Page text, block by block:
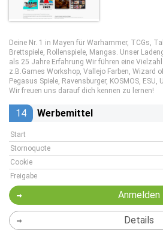
Deine Nr. 1 in Mayen für Warhammer, TCGs,
Brettspiele, Rollenspiele, Mangas. Unser
als 25 Jahre Erfahrung Wir führen eine
z.B.Games Workshop, Vallejo Farben, Wizard
Pegasus Spiele, Ravensburger, KOSMOS, ESU,
Wir freuen uns darauf dich kennen zu lernen!
14 Werbemittel
Start
Stornoquote
Cookie
Freigabe
Anmelden
Details